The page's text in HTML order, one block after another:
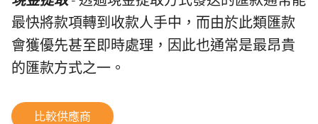
最快將款項轉到收款人手中，而由於此類匯款
會獲優先甚至即時處理，因此也通常是最昂貴
的匯款方式之一。
比較供應商